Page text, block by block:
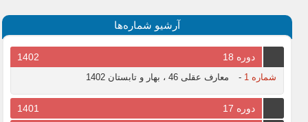
آرشیو شماره‌ها
دوره 18 1402
شماره 1 - معارف عقلی 46 ، بهار و تابستان 1402
دوره 17
1401